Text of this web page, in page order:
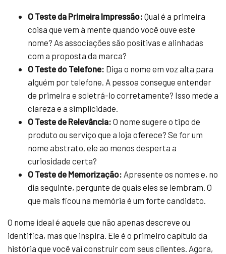
O Teste da Primeira Impressão: Qual é a primeira
coisa que vem à mente quando você ouve este
nome? As associações são positivas e alinhadas
com a proposta da marca?
O Teste do Telefone: Diga o nome em voz alta para
alguém por telefone. A pessoa consegue entender
de primeira e soletrá-lo corretamente? Isso mede a
clareza e a simplicidade.
O Teste de Relevância: O nome sugere o tipo de
produto ou serviço que a loja oferece? Se for um
nome abstrato, ele ao menos desperta a
curiosidade certa?
O Teste de Memorização: Apresente os nomes e, no
dia seguinte, pergunte de quais eles se lembram. O
que mais ficou na memória é um forte candidato.
O nome ideal é aquele que não apenas descreve ou
identifica, mas que inspira. Ele é o primeiro capítulo da
história que você vai construir com seus clientes. Agora,